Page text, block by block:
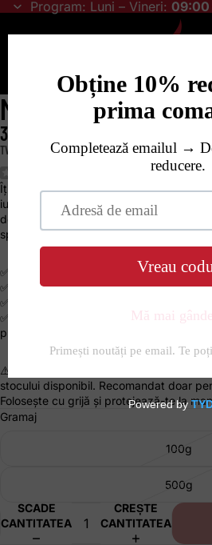
Program: Luni – Vineri: 09:00
MIX ARDEI – "HOT
32,00 RON
TVA INCLUS. TRANSPORTUL ESTE CALCULAT LA
Îți prezentămHot Mix– un amestec
iuți, selecționați în toate culorile
de
1.000.000 SHU, aducându-ți nu
spectaculoasă de arome și forme.
✅
– toți ardeii din mix
✅
Varietate colorată– roșii, galbeni,
✅
✅
– sosuri
preparate gourmet
⚠️
stocului disponibil. Recomandat doar
Folosește cu grijă și protejează-te la
Gramaj
100g
500g
SCADE
CANTITATEA
CREȘTE
CANTITATEA